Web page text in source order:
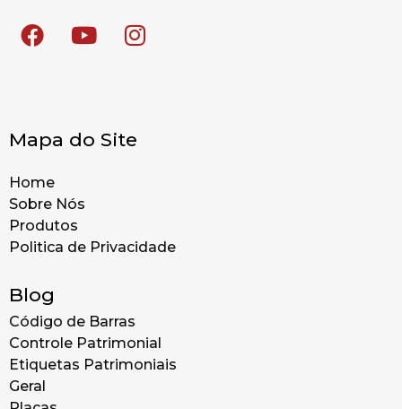
Mapa do Site
Home
Sobre Nós
Produtos
Politica de Privacidade
Blog
Código de Barras
Controle Patrimonial
Etiquetas Patrimoniais
Geral